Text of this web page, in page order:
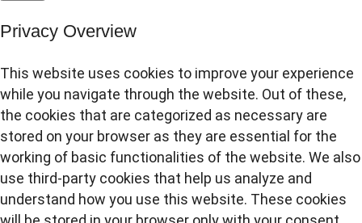
Privacy Overview
This website uses cookies to improve your experience
while you navigate through the website. Out of these,
the cookies that are categorized as necessary are
stored on your browser as they are essential for the
working of basic functionalities of the website. We also
use third-party cookies that help us analyze and
understand how you use this website. These cookies